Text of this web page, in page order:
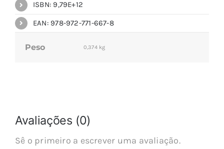
ISBN: 9,79E+12
EAN: 978-972-771-667-8
Peso 0,374 kg
Avaliações (0)
Sê o primeiro a escrever uma avaliação.